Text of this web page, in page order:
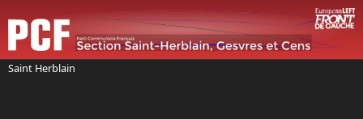
Saint Herblain